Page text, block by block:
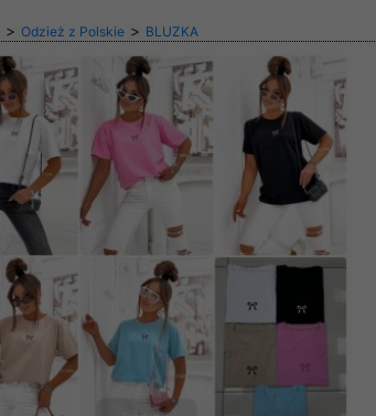
> Odzież z Polskie > BLUZKA